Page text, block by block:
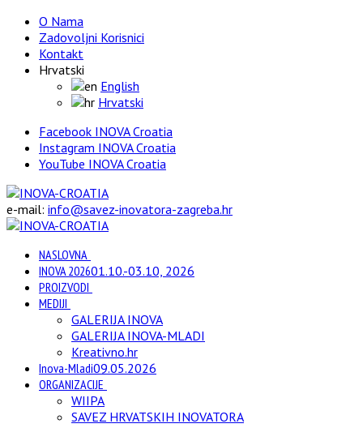
O Nama
Zadovoljni Korisnici
Kontakt
Hrvatski
English
Hrvatski
Facebook INOVA Croatia
Instagram INOVA Croatia
YouTube INOVA Croatia
e-mail: info@savez-inovatora-zagreba.hr
NASLOVNA
INOVA 202601.10.-03.10, 2026
PROIZVODI
MEDIJI
GALERIJA INOVA
GALERIJA INOVA-MLADI
Kreativno.hr
Inova-Mladi09.05.2026
ORGANIZACIJE
WIIPA
SAVEZ HRVATSKIH INOVATORA